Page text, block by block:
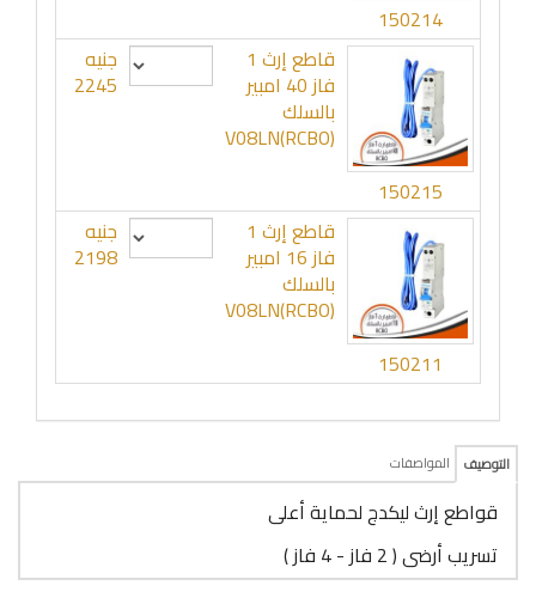
150214
150215
قاطع إرث 1
فاز 40 امبير
بالسلك
V08LN(RCBO)
جنيه
2245
150211
قاطع إرث 1
فاز 16 امبير
بالسلك
V08LN(RCBO)
جنيه
2198
التوصيف المواصفات
قواطع إرث ليكدج لحماية أعلى
تسريب أرضى ( 2 فاز - 4 فاز )